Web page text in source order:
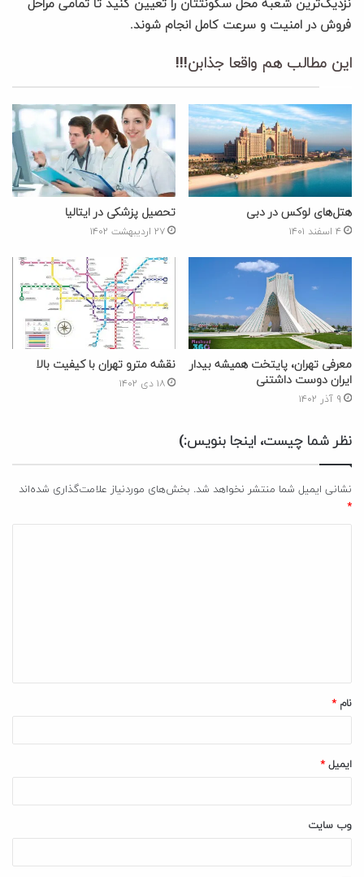
نزدیک‌ترین شعبه محل سکونتتان را تعیین کنید تا تمامی مراحل
فروش در امنیت و سرعت کامل انجام شوند.
این مطالب هم واقعا جذابن!!!
هتل‌های لوکس در دبی
۴ اسفند ۱۴۰۱
تحصیل پزشکی در ایتالیا
۲۷ اردیبهشت ۱۴۰۲
معرفی تهران، پایتخت همیشه بیدار
ایران دوست داشتنی
۹ آذر ۱۴۰۲
نقشه مترو تهران با کیفیت بالا
۱۸ دی ۱۴۰۲
نظر شما چیست، اینجا بنویس:)
نشانی ایمیل شما منتشر نخواهد شد. بخش‌های موردنیاز علامت‌گذاری شده‌اند
*
*
نام *
ایمیل *
وب‌ سایت